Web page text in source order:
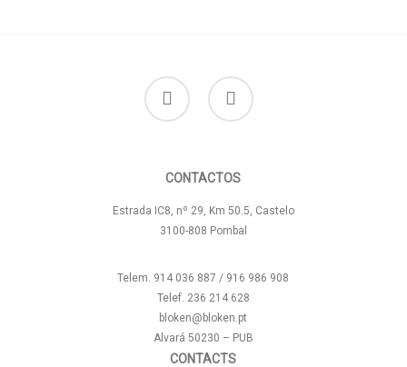
facebook instagram
CONTACTOS
Estrada IC8, nº 29, Km 50.5, Castelo
3100-808 Pombal
Telem. 914 036 887 / 916 986 908
Telef. 236 214 628
bloken@bloken.pt
Alvará 50230 – PUB
CONTACTS